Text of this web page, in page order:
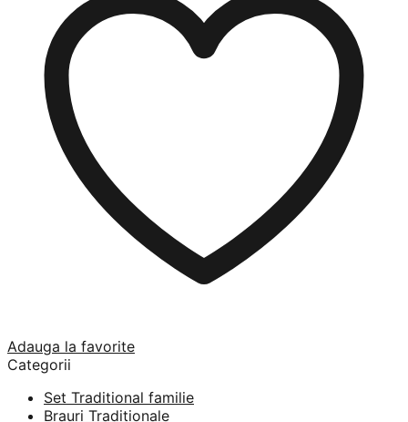
Adauga la favorite
Categorii
Set Traditional familie
Brauri Traditionale